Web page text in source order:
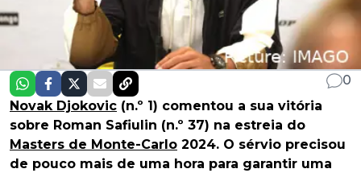
0
Novak Djokovic (n.º 1) comentou a sua vitória
sobre Roman Safiulin (n.º 37) na estreia do
Masters de Monte-Carlo 2024. O sérvio precisou
de pouco mais de uma hora para garantir uma